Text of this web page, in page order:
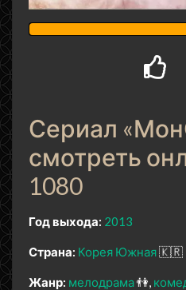
Сериал
смотреть
1080
Год выхода: 2013
Страна: Корея Южная🇰🇷
Жанр: мелодрама👫